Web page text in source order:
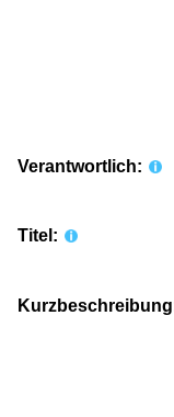
Verantwortlich:
Titel: